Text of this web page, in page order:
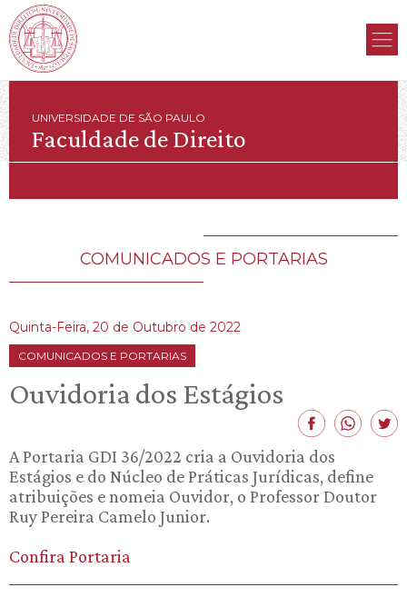
UNIVERSIDADE DE SÃO PAULO
Faculdade de Direito
COMUNICADOS E PORTARIAS
Quinta-Feira, 20 de Outubro de 2022
COMUNICADOS E PORTARIAS
Ouvidoria dos Estágios
A Portaria GDI 36/2022 cria a Ouvidoria dos
Estágios e do Núcleo de Práticas Jurídicas, define
atribuições e nomeia Ouvidor, o Professor Doutor
Ruy Pereira Camelo Junior.
Confira Portaria